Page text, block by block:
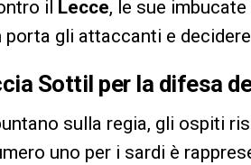
il Lecce, le sue
porta gli attaccanti e
Sottil per la difesa
sulla regia, gli ospiti
uno per i sardi è